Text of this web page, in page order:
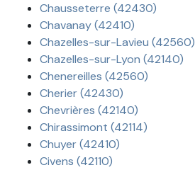
Chausseterre (42430)
Chavanay (42410)
Chazelles-sur-Lavieu (42560)
Chazelles-sur-Lyon (42140)
Chenereilles (42560)
Cherier (42430)
Chevrières (42140)
Chirassimont (42114)
Chuyer (42410)
Civens (42110)